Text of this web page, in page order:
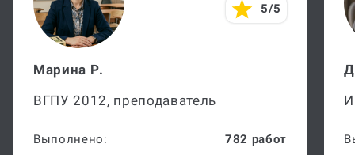
5/5
Марина Р.
ВГПУ 2012, преподаватель
Выполнено:
782 работ